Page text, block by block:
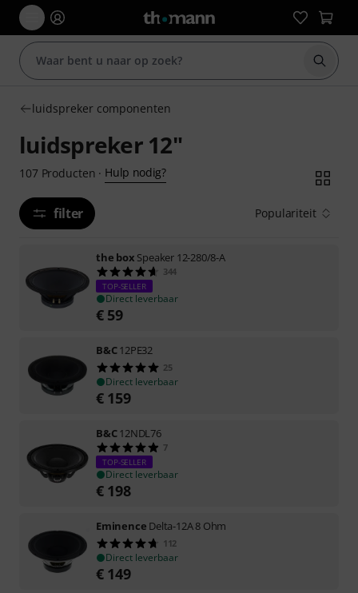
Zoek
luidspreker componenten
luidspreker 12"
107 Producten · Hulp nodig?
filter Populariteit
the box Speaker 12-280/8-A
344
TOP-SELLER
Direct leverbaar
€ 59
B&C12PE32
25
Direct leverbaar
€ 159
B&C12NDL76
7
TOP-SELLER
Direct leverbaar
€ 198
Eminence Delta-12A 8 Ohm
112
Direct leverbaar
€ 149